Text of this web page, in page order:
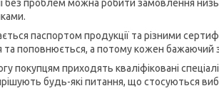
без проблем можна робити замовлення
паспортом продукції та різними
та поповнюється, а потому кожен бажаючий
покупцям приходять кваліфіковані
будь-які питання, що стосуються